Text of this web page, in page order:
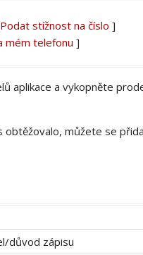
Podat stížnost na číslo ]
mém telefonu ]
aplikace a vykopněte
obtěžovalo, můžete se
důvod zápisu